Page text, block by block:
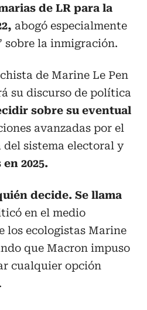
de LR para la
abogó especialmente
sobre la inmigración.
de Marine Le Pen
su discurso de política
sobre su eventual
avanzadas por el
del sistema electoral y
2025.
decide. Se llama
en el medio
los ecologistas Marine
que Macron impuso
cualquier opción